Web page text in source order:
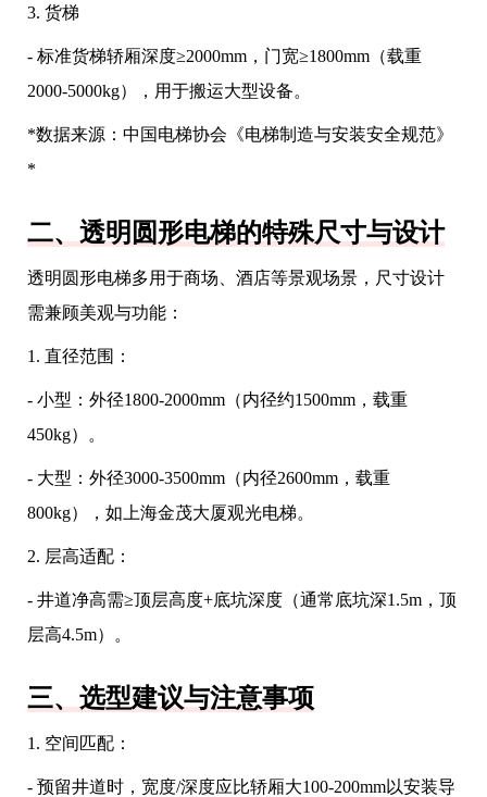
3. 货梯
- 标准货梯轿厢深度≥2000mm，门宽≥1800mm（载重
2000-5000kg），用于搬运大型设备。
*数据来源：中国电梯协会《电梯制造与安装安全规范》
*
二、透明圆形电梯的特殊尺寸与设计
透明圆形电梯多用于商场、酒店等景观场景，尺寸设计
需兼顾美观与功能：
1. 直径范围：
- 小型：外径1800-2000mm（内径约1500mm，载重
450kg）。
- 大型：外径3000-3500mm（内径2600mm，载重
800kg），如上海金茂大厦观光电梯。
2. 层高适配：
- 井道净高需≥顶层高度+底坑深度（通常底坑深1.5m，顶
层高4.5m）。
三、选型建议与注意事项
1. 空间匹配：
- 预留井道时，宽度/深度应比轿厢大100-200mm以安装导